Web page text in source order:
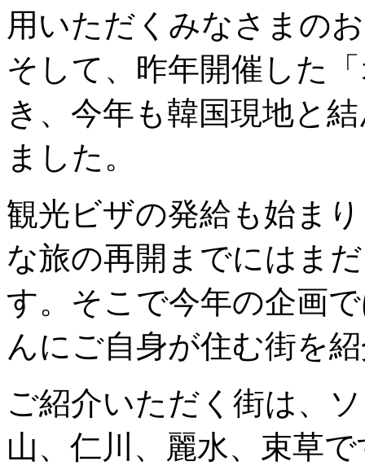
用いただくみなさまの
そして、昨年開催した
き、今年も韓国現地と
ました。
観光ビザの発給も始ま
な旅の再開までにはま
す。そこで今年の企画
んにご自身が住む街を
ご紹介いただく街は、
山、仁川、麗水、束草